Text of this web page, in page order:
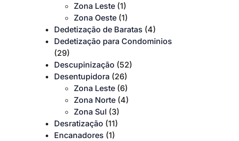
Zona Leste (1)
Zona Oeste (1)
Dedetização de Baratas (4)
Dedetização para Condominios
(29)
Descupinização (52)
Desentupidora (26)
Zona Leste (6)
Zona Norte (4)
Zona Sul (3)
Desratização (11)
Encanadores (1)